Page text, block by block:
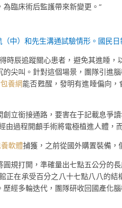
臨床術后監護帶來新變更。”
（中）和先生溝通試驗情形。國民
時辰追蹤關心患者，避免其進睡
的尖叫。針對這個場景，團隊引進
包養網能否甦醒，發明有進睡偏向
立銜接通路，要害在于記載息爭
過程開顱手術將電極植進人體，
軟體捕獲，之前從國外購置裝備，
圓規打開，準確量出七點五公分的
在承受百分之八十七點八八的結
經多輪迭代，團隊研收回國產化